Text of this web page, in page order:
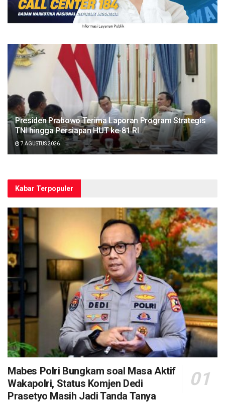
Presiden Prabowo Terima Laporan Program Strategis
TNI hingga Persiapan HUT ke-81 RI
7 AGUSTUS 2026
Kabar Terpopuler
Mabes Polri Bungkam soal Masa Aktif
Wakapolri, Status Komjen Dedi
Prasetyo Masih Jadi Tanda Tanya